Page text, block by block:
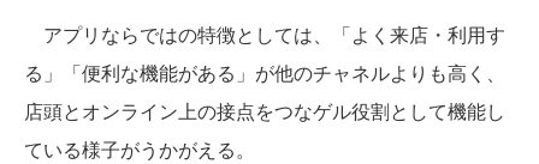
アプリならではの特徴としては、「よく来店・利用す
る」「便利な機能がある」が他のチャネルよりも高く、
店頭とオンライン上の接点をつなゲル役割として機能し
ている様子がうかがえる。